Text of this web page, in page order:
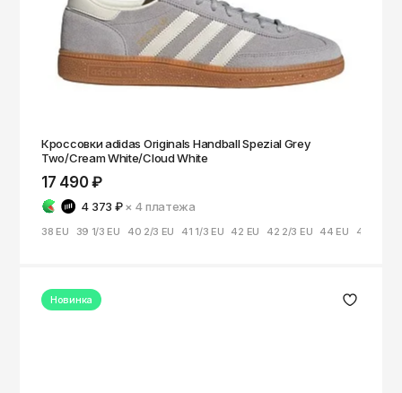
Кроссовки adidas Originals Handball Spezial Grey
Two/Cream White/Cloud White
17 490 ₽
4 373 ₽ × 4платежа
38 EU 39 1/3 EU 40 2/3 EU 41 1/3 EU 42 EU 42 2/3 EU 44 EU 44 2/3
Новинка